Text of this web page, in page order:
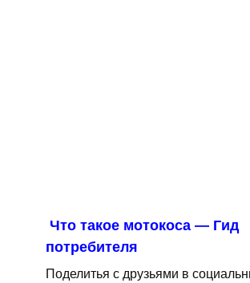
Что такое мотокоса — Гид
потребителя
Поделитья с друзьями в